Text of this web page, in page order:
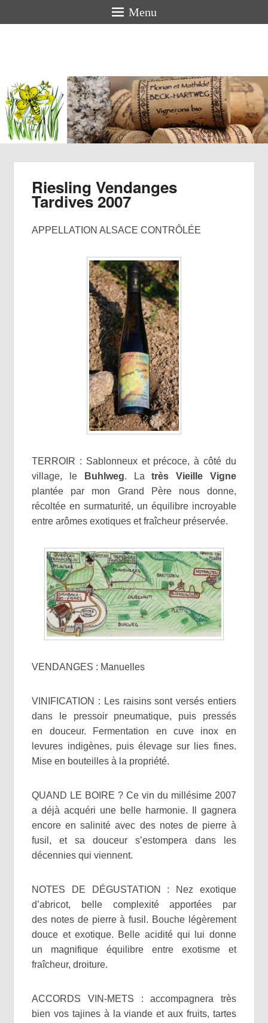
Menu
BECK-
HARTWEG
Vigneron bio en Alsace
Riesling Vendanges
Tardives 2007
APPELLATION ALSACE CONTRÔLÉE
TERROIR : Sablonneux et précoce, à côté du
village, le
Buhlweg. Latrès Vieille Vigne
plantée par mon Grand Père nous donne,
récoltée en surmaturité, un équilibre incroyable
entre arômes exotiques et fraîcheur préservée.
VENDANGES : Manuelles
VINIFICATION : Les raisins sont versés entiers
dans le pressoir pneumatique, puis pressés
en douceur. Fermentation en cuve inox en
levures indigènes, puis élevage sur lies fines.
Mise en bouteilles à la propriété.
QUAND LE BOIRE ? Ce vin du millésime 2007
a déjà acquéri une belle harmonie. Il gagnera
encore en salinité avec des notes de pierre à
fusil, et sa douceur s’estompera dans les
décennies qui viennent.
NOTES DE DÉGUSTATION : Nez exotique
d’abricot, belle complexité apportées par
des notes de pierre à fusil. Bouche légèrement
douce et exotique. Belle acidité qui lui donne
un magnifique équilibre entre exotisme et
fraîcheur, droiture.
ACCORDS VIN-METS : accompagnera très
bien vos tajines à la viande et aux fruits, tartes